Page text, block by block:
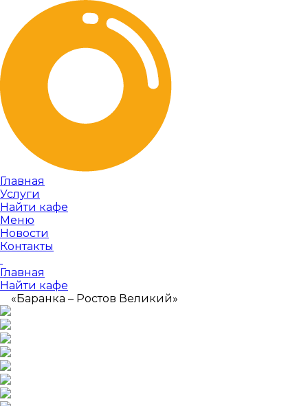
Главная
Услуги
Найти кафе
Меню
Новости
Контакты
Главная
Найти кафе
«Баранка – Ростов Великий»